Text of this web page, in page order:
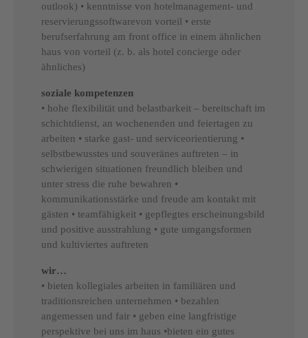
outlook) • kenntnisse von hotelmanagement- und
reservierungssoftwarevon vorteil • erste
berufserfahrung am front office in einem ähnlichen
haus von vorteil (z. b. als hotel concierge oder
ähnliches)
soziale kompetenzen
• hohe flexibilität und belastbarkeit – bereitschaft im
schichtdienst, an wochenenden und feiertagen zu
arbeiten • starke gast- und serviceorientierung •
selbstbewusstes und souveränes auftreten – in
schwierigen situationen freundlich bleiben und
unter stress die ruhe bewahren •
kommunikationsstärke und freude am kontakt mit
gästen • teamfähigkeit • gepflegtes erscheinungsbild
und positive ausstrahlung • gute umgangsformen
und kultiviertes auftreten
wir…
• bieten kollegiales arbeiten in familiären und
traditionsreichen unternehmen • bezahlen
angemessen und fair • geben eine langfristige
perspektive bei uns im haus •bieten ein gutes